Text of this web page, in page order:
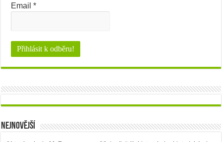
Email*
Nejnovější